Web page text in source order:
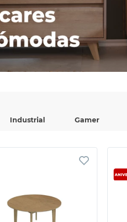
Industrial Gamer